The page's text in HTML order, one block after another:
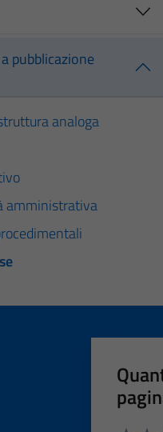
pubblicazione
analoga
amministrativa